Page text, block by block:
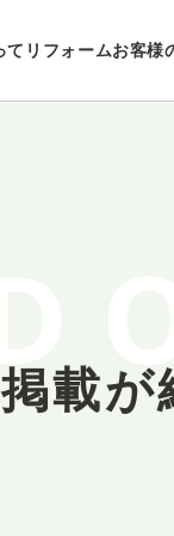
てリフォームお客様
掲載が